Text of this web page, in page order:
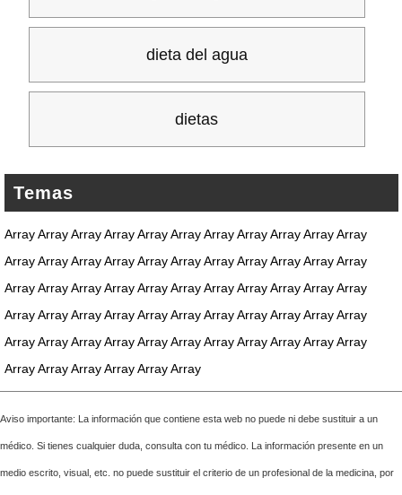
dieta del agua
dietas
Temas
Array Array Array Array Array Array Array Array Array Array Array
Array Array Array Array Array Array Array Array Array Array Array
Array Array Array Array Array Array Array Array Array Array Array
Array Array Array Array Array Array Array Array Array Array Array
Array Array Array Array Array Array Array Array Array Array Array
Array Array Array Array Array Array
Aviso importante: La información que contiene esta web no puede ni debe sustituir a un
médico. Si tienes cualquier duda, consulta con tu médico. La información presente en un
medio escrito, visual, etc. no puede sustituir el criterio de un profesional de la medicina, por